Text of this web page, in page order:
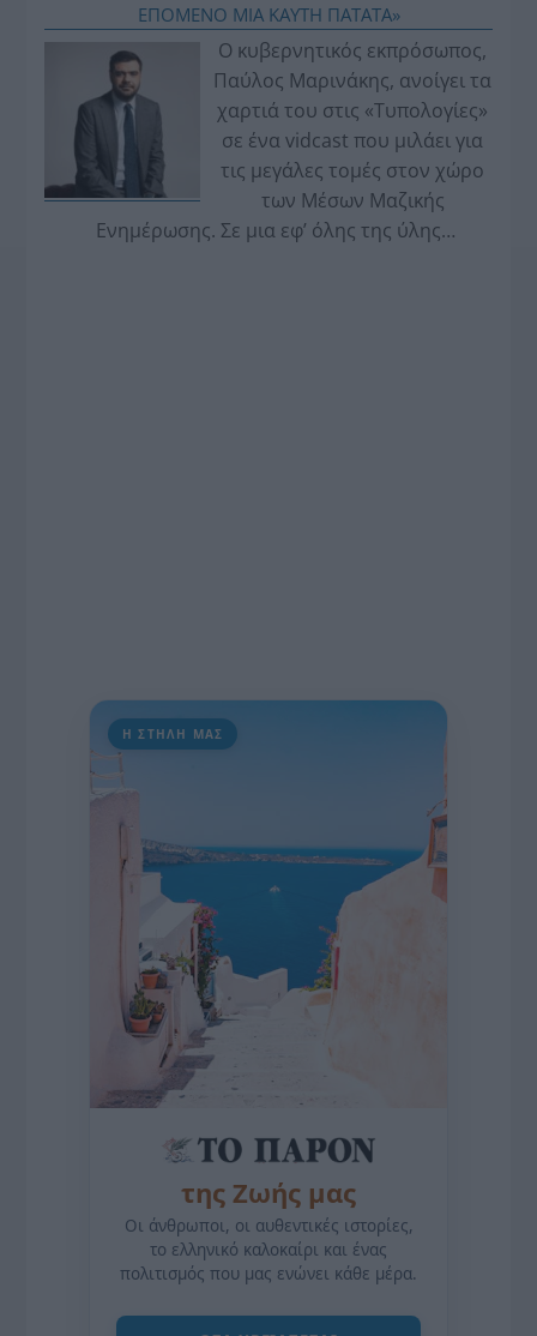
ΕΠΟΜΕΝΟ ΜΙΑ ΚΑΥΤΗ ΠΑΤΑΤΑ»
Ο κυβερνητικός εκπρόσωπος,
Παύλος Μαρινάκης, ανοίγει τα
χαρτιά του στις «Τυπολογίες»
σε ένα vidcast που μιλάει για
τις μεγάλες τομές στον χώρο
των Μέσων Μαζικής
Ενημέρωσης. Σε μια εφ’ όλης της ύλης
Η ΣΤΗΛΗ ΜΑΣ
της Ζωής μας
Οι άνθρωποι, οι αυθεντικές ιστορίες,
το ελληνικό καλοκαίρι και ένας
πολιτισμός που μας ενώνει κάθε μέρα.